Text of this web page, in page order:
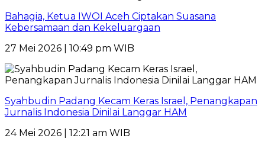
Bahagia, Ketua IWOI Aceh Ciptakan Suasana
Kebersamaan dan Kekeluargaan
27 Mei 2026 | 10:49 pm WIB
Syahbudin Padang Kecam Keras Israel, Penangkapan
Jurnalis Indonesia Dinilai Langgar HAM
24 Mei 2026 | 12:21 am WIB